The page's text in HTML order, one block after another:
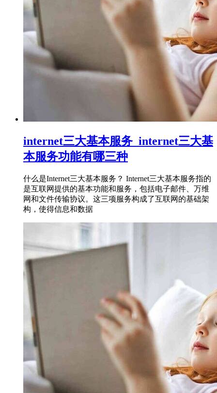
internet三大基本服务_internet三大基
本服务功能有哪三种
什么是Internet三大基本服务？ Internet三大基本服务指的
是互联网提供的基本功能和服务，包括电子邮件、万维
网和文件传输协议。这三项服务构成了互联网的基础架
构，使得信息和数据